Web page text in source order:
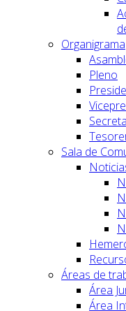
Organigrama
Pleno
Sala de
Áreas de
Área
Área